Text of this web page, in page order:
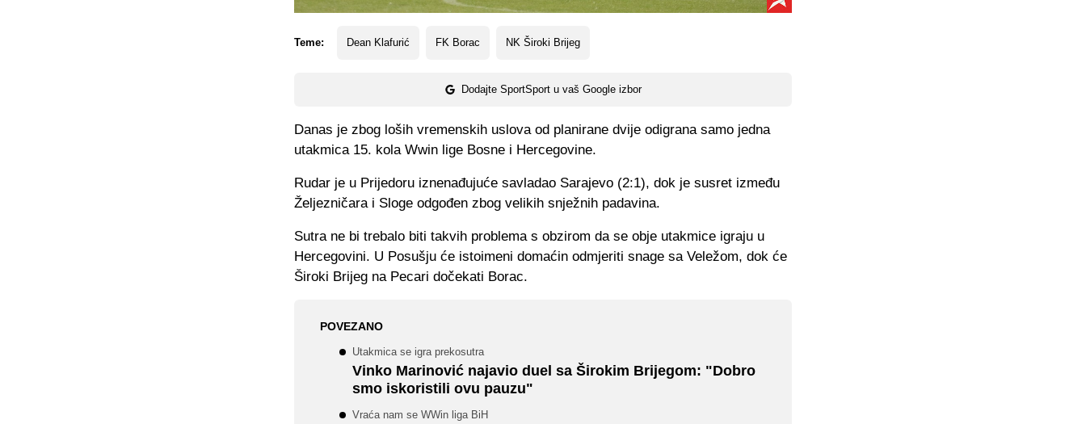
Teme: Dean Klafurić FK Borac NK Široki Brijeg
Dodajte SportSport u vaš Google izbor
Danas je zbog loših vremenskih uslova od planirane dvije odigrana samo jedna
utakmica 15. kola Wwin lige Bosne i Hercegovine.
Rudar je u Prijedoru iznenađujuće savladao Sarajevo (2:1), dok je susret između
Željezničara i Sloge odgođen zbog velikih snježnih padavina.
Sutra ne bi trebalo biti takvih problema s obzirom da se obje utakmice igraju u
Hercegovini. U Posušju će istoimeni domaćin odmjeriti snage sa Veležom, dok će
Široki Brijeg na Pecari dočekati Borac.
POVEZANO
Utakmica se igra prekosutra
Vinko Marinović najavio duel sa Širokim Brijegom: "Dobro
smo iskoristili ovu pauzu"
Vraća nam se WWin liga BiH